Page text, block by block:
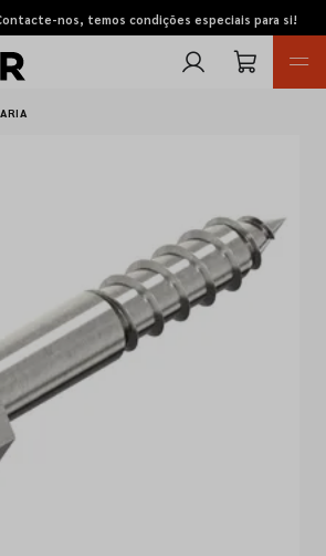
nos, temos condições especiais para si!